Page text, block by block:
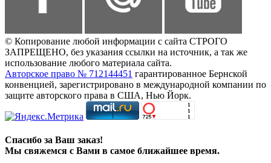
© Копирование любой информации с сайта СТРОГО
ЗАПРЕЩЕНО, без указания ссылки на источник, а так же
использование любого материала сайта.
Авторское право № 712144451 гарантированное Бернской
конвенцией, зарегистрировано в международной компании по
защите авторского права в США, Нью Йорк.
Спасибо за Ваш заказ!
Мы свяжемся с Вами в самое ближайшее время.